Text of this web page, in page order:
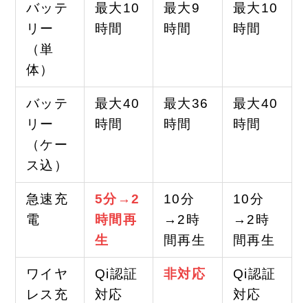
バッテ
リー
（単
体）
最大10
時間
最大9
時間
最大10
時間
バッテ
リー
（ケー
ス込）
最大40
時間
最大36
時間
最大40
時間
急速充
電
5分→2
時間再
生
10分
→2時
間再生
10分
→2時
間再生
ワイヤ
レス充
Qi認証
対応
非対応
Qi認証
対応